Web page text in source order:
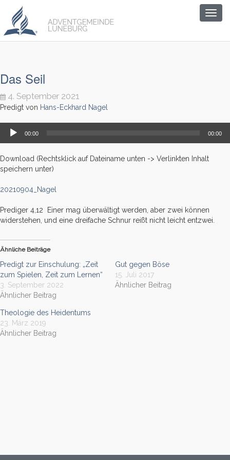
Das Seil
4. September 2021
Predigt von Hans-Eckhard Nagel
Audio-
Player
00:00 00:00
Download (Rechtsklick auf Dateiname unten -> Verlinkten Inhalt
speichern unter)
20210904_Nagel
Prediger 4,12 Einer mag überwältigt werden, aber zwei können
widerstehen, und eine dreifache Schnur reißt nicht leicht entzwei.
Ähnliche Beiträge
Predigt zur Einschulung: „Zeit
zum Spielen, Zeit zum Lernen“
3. September 2022
Ähnlicher Beitrag
Gut gegen Böse
15. Juli 2017
Ähnlicher Beitrag
Theologie des Heidentums
23. März 2019
Ähnlicher Beitrag